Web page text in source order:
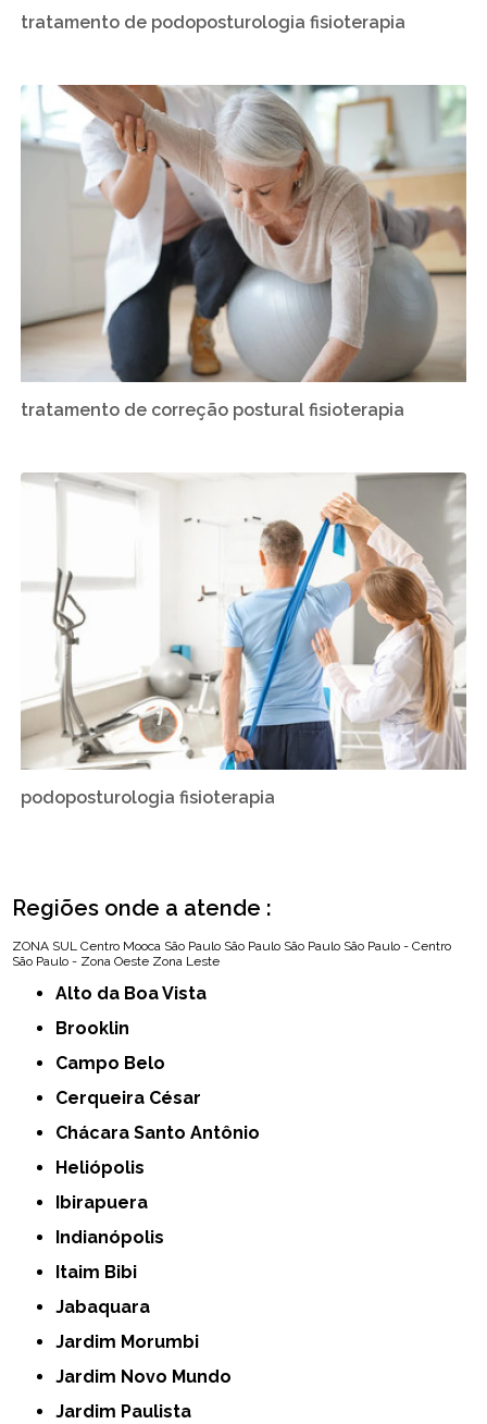
tratamento de podoposturologia fisioterapia
tratamento de correção postural fisioterapia
podoposturologia fisioterapia
Regiões onde a atende :
ZONA SUL Centro Mooca São Paulo São Paulo São Paulo São Paulo - Centro
São Paulo - Zona Oeste Zona Leste
Alto da Boa Vista
Brooklin
Campo Belo
Cerqueira César
Chácara Santo Antônio
Heliópolis
Ibirapuera
Indianópolis
Itaim Bibi
Jabaquara
Jardim Morumbi
Jardim Novo Mundo
Jardim Paulista